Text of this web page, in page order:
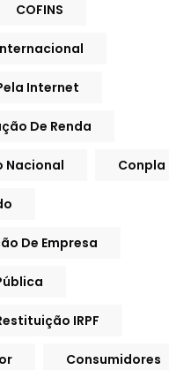
COFINS
Internet
De Renda
Nacional Conpla
De Empresa
IRPF
Consumidores